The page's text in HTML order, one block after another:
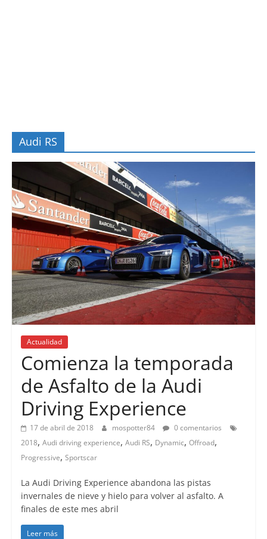
Audi RS
Actualidad
Comienza la temporada
de Asfalto de la Audi
Driving Experience
17 de abril de 2018 mospotter84
0 comentarios
2018, Audi driving experience, Audi RS, Dynamic, Offroad,
Progressive, Sportscar
La Audi Driving Experience abandona las pistas
invernales de nieve y hielo para volver al asfalto. A
finales de este mes abril
Leer más